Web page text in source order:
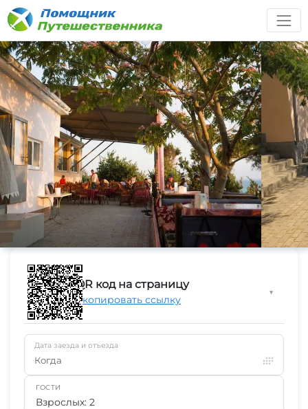
QR код на страницу
Скопировать ссылку
▼
Дата заезда и отъезда
Когда
ГОСТИ
Взрослых: 2